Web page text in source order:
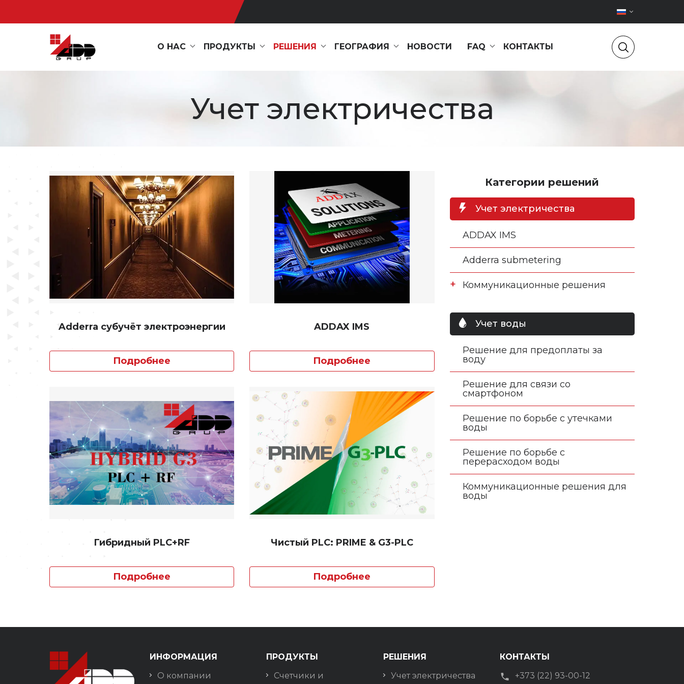
О НАС ПРОДУКТЫ РЕШЕНИЯ ГЕОГРАФИЯ НОВОСТИ FAQ КОНТАКТЫ
Учет электричества
Категории решений
Учет электричества
ADDAX IMS
Adderra submetering
Коммуникационные решения
Учет воды
Решение для предоплаты за
воду
Решение для связи со
смартфоном
Решение по борьбе с утечками
воды
Решение по борьбе с
перерасходом воды
Коммуникационные решения для
воды
Adderra субучёт электроэнергии
Подробнее
ADDAX IMS
Подробнее
Гибридный PLC+RF
Подробнее
Чистый PLC: PRIME & G3-PLC
Подробнее
ИНФОРМАЦИЯ
О компании
ПРОДУКТЫ
Счетчики и
РЕШЕНИЯ
Учет электричества
КОНТАКТЫ
+373 (22) 93-00-12